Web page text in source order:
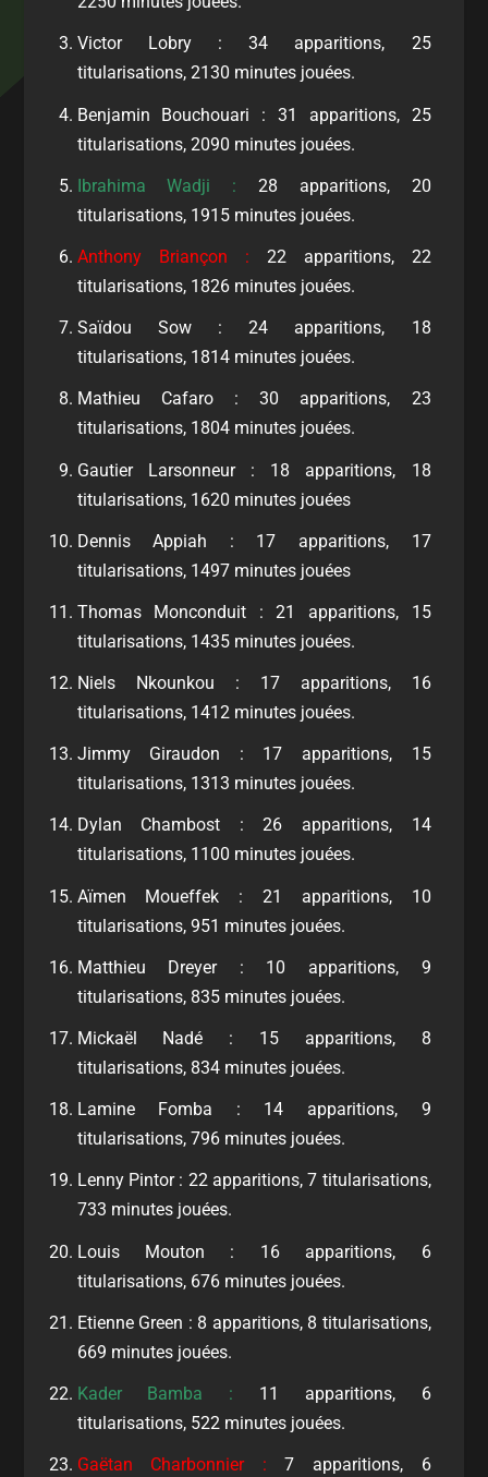
Victor Lobry : 34 apparitions, 25
titularisations, 2130 minutes jouées.
Benjamin Bouchouari : 31 apparitions, 25
titularisations, 2090 minutes jouées.
Ibrahima Wadji : 28 apparitions, 20
titularisations, 1915 minutes jouées.
Anthony Briançon : 22 apparitions, 22
titularisations, 1826 minutes jouées.
Saïdou Sow : 24 apparitions, 18
titularisations, 1814 minutes jouées.
Mathieu Cafaro : 30 apparitions, 23
titularisations, 1804 minutes jouées.
Gautier Larsonneur : 18 apparitions, 18
titularisations, 1620 minutes jouées
Dennis Appiah : 17 apparitions, 17
titularisations, 1497 minutes jouées
Thomas Monconduit : 21 apparitions, 15
titularisations, 1435 minutes jouées.
Niels Nkounkou : 17 apparitions, 16
titularisations, 1412 minutes jouées.
Jimmy Giraudon : 17 apparitions, 15
titularisations, 1313 minutes jouées.
Dylan Chambost : 26 apparitions, 14
titularisations, 1100 minutes jouées.
Aïmen Moueffek : 21 apparitions, 10
titularisations, 951 minutes jouées.
Matthieu Dreyer : 10 apparitions, 9
titularisations, 835 minutes jouées.
Mickaël Nadé : 15 apparitions, 8
titularisations, 834 minutes jouées.
Lamine Fomba : 14 apparitions, 9
titularisations, 796 minutes jouées.
Lenny Pintor : 22 apparitions, 7 titularisations,
733 minutes jouées.
Louis Mouton : 16 apparitions, 6
titularisations, 676 minutes jouées.
Etienne Green : 8 apparitions, 8 titularisations,
669 minutes jouées.
Kader Bamba : 11 apparitions, 6
titularisations, 522 minutes jouées.
Gaëtan Charbonnier : 7 apparitions, 6